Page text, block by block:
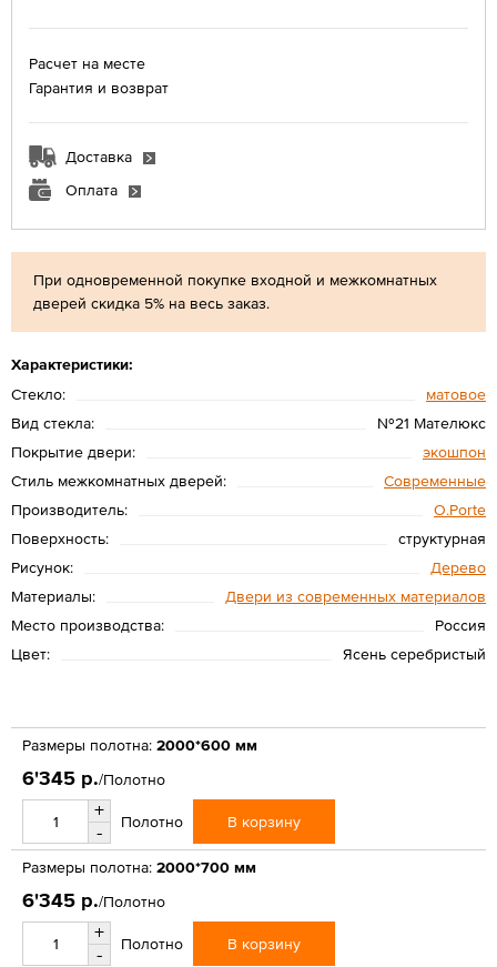
При одновременной покупке входной и межкомнатных
дверей скидка 5% на весь заказ.
Характеристики:
Стекло:
матовое
Вид стекла:
№21 Мателюкс
Покрытие двери:
экошпон
Стиль межкомнатных дверей:
Современные
Производитель:
O.Porte
Поверхность:
структурная
Рисунок:
Дерево
Материалы:
Двери из современных материалов
Место производства:
Россия
Цвет:
Ясень серебристый
Расчет на месте
Гарантия и возврат
Доставка
Оплата
Размеры полотна: 2000*600 мм
6'345 р./Полотно
+
-
Полотно В корзину
Размеры полотна: 2000*700 мм
6'345 р./Полотно
+
-
Полотно В корзину